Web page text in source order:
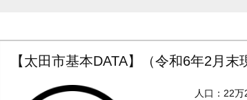
【太田市基本DATA】（令和6年2月末
人口：22万